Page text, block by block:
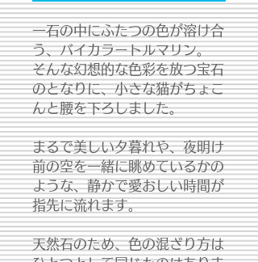
一石の中にふたつの色が溶け合
う、バイカラートルマリン。
そんな幻想的な色彩を放つ宝石
のとなりに、小さな猫がちょこ
んと腰を下ろしました。
まるで美しい夕暮れや、夜明け
前の空を一緒に眺めているかの
ような、静かで愛おしい時間が
指先に流れます。
天然石のため、色の混ざり方は